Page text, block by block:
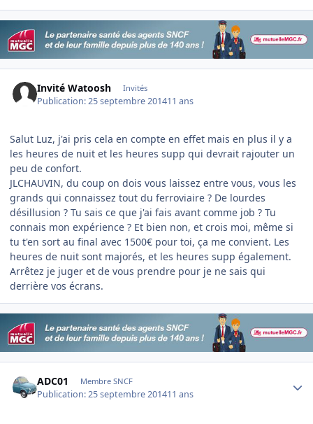
Invité Watoosh Invités
Publication:25 septembre 201411 ans
Salut Luz, j'ai pris cela en compte en effet mais en plus il y a
les heures de nuit et les heures supp qui devrait rajouter un
peu de confort.
JLCHAUVIN, du coup on dois vous laissez entre vous, vous les
grands qui connaissez tout du ferroviaire ? De lourdes
désillusion ? Tu sais ce que j'ai fais avant comme job ? Tu
connais mon expérience ? Et bien non, et crois moi, même si
tu t'en sort au final avec 1500€ pour toi, ça me convient. Les
heures de nuit sont majorés, et les heures supp également.
Arrêtez je juger et de vous prendre pour je ne sais qui
derrière vos écrans.
ADC01 Membre SNCF
Publication:25 septembre 201411 ans